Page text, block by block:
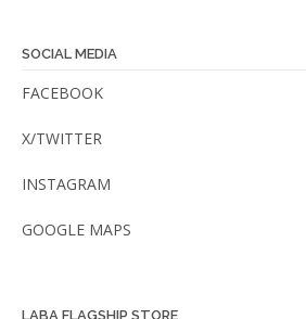
SOCIAL MEDIA
FACEBOOK
X/TWITTER
INSTAGRAM
GOOGLE MAPS
LABA FLAGSHIP STORE